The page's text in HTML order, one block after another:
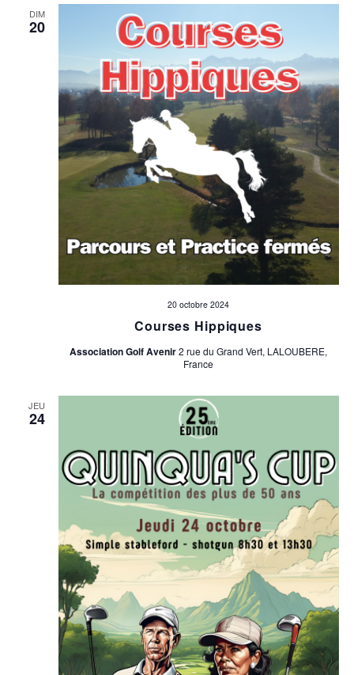
DIM
20
Courses Hippiques
20 octobre 2024
Association Golf Avenir2 rue du Grand Vert, LALOUBERE,
France
JEU
24